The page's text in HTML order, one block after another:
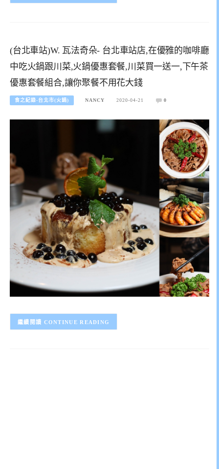
(台北車站)W. 瓦法奇朵- 台北車站店,在優雅的咖啡廳
中吃火鍋跟川菜,火鍋優惠套餐,川菜買一送一,下午茶
優惠套餐組合,讓你聚餐不用花大錢
食之紀錄-台北市(火鍋) NANCY 2020-04-21 0
CONTINUE READING